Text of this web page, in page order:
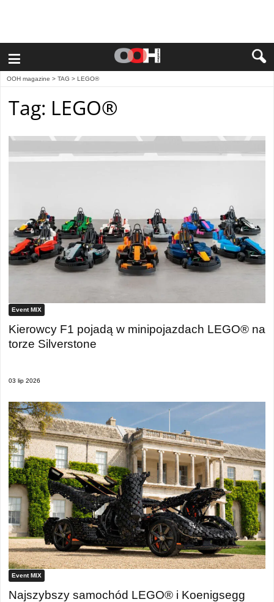
≡
OOH magazine > TAG > LEGO®
Tag: LEGO®
Event MIX
Kierowcy F1 pojadą w minipojazdach LEGO® na
torze Silverstone
03 lip 2026
Event MIX
Najszybszy samochód LEGO® i Koenigsegg